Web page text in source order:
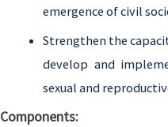
emergence of civil
Strengthen the
develop and
sexual and
Components: